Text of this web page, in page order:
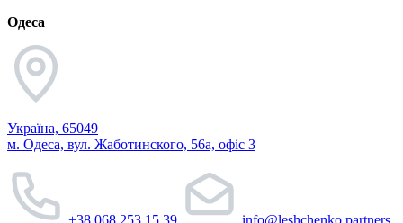
Одеса
Україна, 65049
м. Одеса, вул. Жаботинского, 56а, офіс 3
+38 068 253 15 39 info@leshchenko.partners